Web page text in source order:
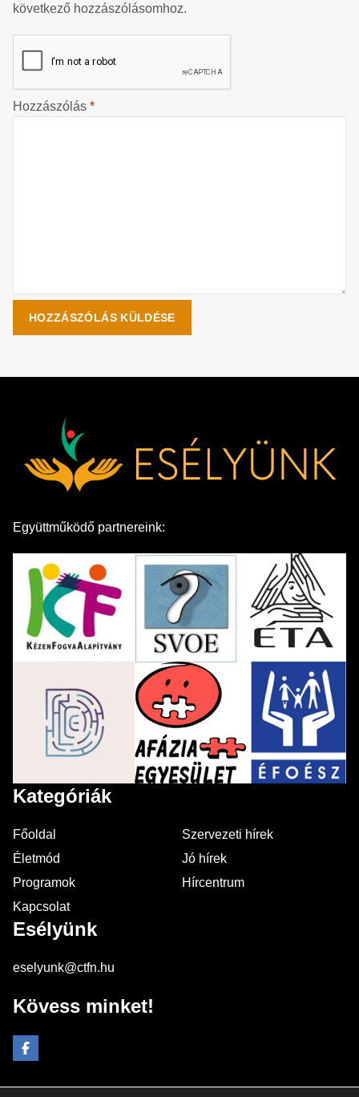
következő hozzászólásomhoz.
Hozzászólás *
Együttműködő partnereink:
Kategóriák
Főoldal
Szervezeti hírek
Életmód
Jó hírek
Programok
Hírcentrum
Kapcsolat
Esélyünk
eselyunk@ctfn.hu
Kövess minket!